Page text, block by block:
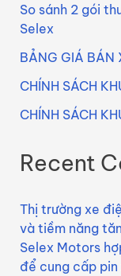
So sánh 2 gói
Selex
BẢNG GIÁ BÁN
CHÍNH SÁCH
CHÍNH SÁCH
Recent
Thị trường xe
và tiềm năng
Selex Motors
để cung cấp